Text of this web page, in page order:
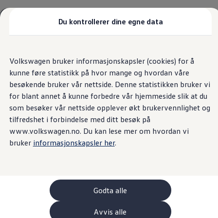
Du kontrollerer dine egne data
Volkswagen bruker informasjonskapsler (cookies) for å
kunne føre statistikk på hvor mange og hvordan våre
besøkende bruker vår nettside. Denne statistikken bruker vi
for blant annet å kunne forbedre vår hjemmeside slik at du
som besøker vår nettside opplever økt brukervennlighet og
tilfredshet i forbindelse med ditt besøk på
www.volkswagen.no. Du kan lese mer om hvordan vi
bruker informasjonskapsler her.
Godta alle
Avvis alle
hovedinnhold
til
footer
Tilbehør
ID. Buzz GTX Lang Varebil
Kampanjer
ID. Polo
ID.3
ID.3 Neo
ID.4
ID.7 Tourer
Våre varebiler
Prislister
Kampanjer
ID. Buzz Cargo
Lastsikring
Billån
Bilforsikring
Varebiler med firehjulstrekk
Proff leasing
Kundeløfter
Personvernerklæring)